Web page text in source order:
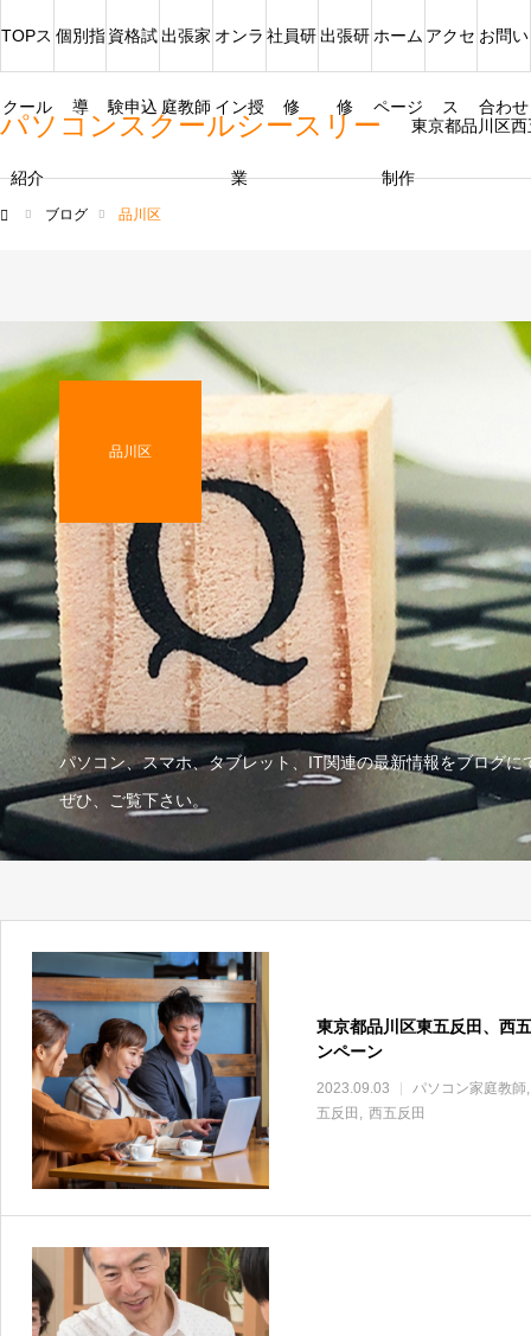
パソコンスクールシースリー 東京都品川区
TOPス
クール
紹介
個別指
導
資格試
験申込
出張家
庭教師
オンラ
イン授
業
社員研
修
出張研
修
ホーム
ページ
制作
アクセ
ス
お問い
合わせ
ブログ 品川区
品川区
パソコン、スマホ、タブレット、IT関連の最新情報をブログに
ぜひ、ご覧下さい。
東京都品川区東五反田、西
ンペーン
2023.09.03
パソコン家庭教師
五反田
西五反田